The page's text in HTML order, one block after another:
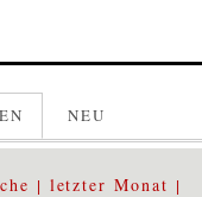
NEU
letzter Monat